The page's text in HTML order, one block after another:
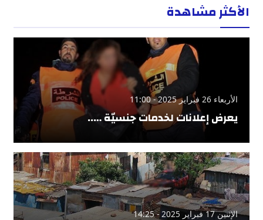
الأكثر مشاهدة
الأربعاء 26 فبراير 2025 - 11:00
يعرض إعلانات لخدمات جنسيّة …..
الإثنين 17 فبراير 2025 - 14:25